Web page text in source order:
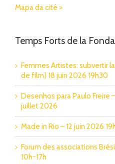
Mapa da cité >
Temps Forts de la
Femmes Artistes: subvertir
de film) 18 juin 2026 19h30
Desenhos para Paulo Freire
juillet 2026
Made in Rio – 12 juin 2026
Forum des associations
10h-17h